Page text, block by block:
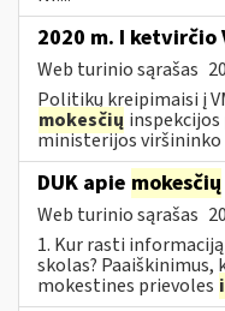
2020 m. I
Web turinio sąrašas
Politikų kreipimaisi į
mokesčių
ministerijos viršininko
DUK apie mokesčių
Web turinio sąrašas
1. Kur rasti
skolas?
mokestines prievoles